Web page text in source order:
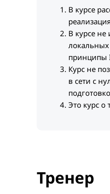
В курсе
В курсе не
локальных
принципы
Курс не
в сети с
Это курс о
Тренер